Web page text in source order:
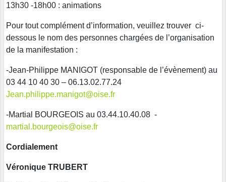
13h30 -18h00 : animations
Pour tout complément d’information, veuillez trouver ci-
dessous le nom des personnes chargées de l’organisation
de la manifestation :
-Jean-Philippe MANIGOT (responsable de l’évènement) au
03 44 10 40 30 – 06.13.02.77.24
Jean.philippe.manigot@oise.fr
-Martial BOURGEOIS au 03.44.10.40.08 -
martial.bourgeois@oise.fr
Cordialement
Véronique TRUBERT